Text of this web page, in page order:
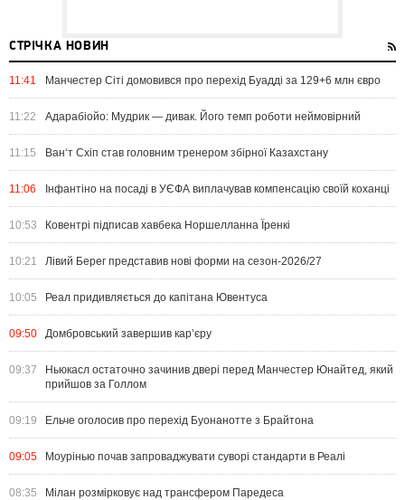
СТРІЧКА НОВИН
11:41 Манчестер Сіті домовився про перехід Буадді за 129+6 млн євро
11:22 Адарабіойо: Мудрик — дивак. Його темп роботи неймовірний
11:15 Ван‘т Схіп став головним тренером збірної Казахстану
11:06 Інфантіно на посаді в УЄФА виплачував компенсацію своїй коханці
10:53 Ковентрі підписав хавбека Норшелланна Їренкі
10:21 Лівий Берег представив нові форми на сезон-2026/27
10:05 Реал придивляється до капітана Ювентуса
09:50 Домбровський завершив кар’єру
09:37
Ньюкасл остаточно зачинив двері перед Манчестер Юнайтед, який
прийшов за Голлом
09:19 Ельче оголосив про перехід Буонанотте з Брайтона
09:05 Моурінью почав запроваджувати суворі стандарти в Реалі
08:35 Мілан розмірковує над трансфером Паредеса